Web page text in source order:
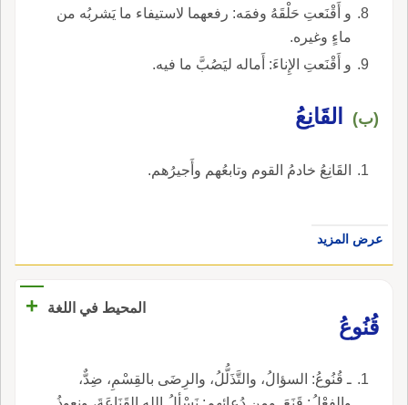
و أَقْنَعتِ حَلْقَهُ وفمَه: رفعهما لاستيفاء ما يَشربُه من
ماءٍ وغيره.
و أَقْنَعتِ الإِناءَ: أَماله ليَصُبَّ ما فيه.
(ب) القَانِعُ
القَانِعُ خادمُ القوم وتابعُهم وأَجيرُهم.
عرض المزيد
المحيط في اللغة
+
قُنُوعُ
ـ قُنُوعُ: السؤالُ، والتَّذَلُّلُ، والرِضَى بالقِسْمِ، ضِدٌّ،